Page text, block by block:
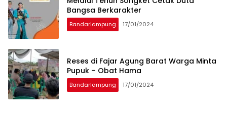
Bangsa Berkarakter
Bandarlampung 17/01/2024
Reses di Fajar Agung Barat Warga Minta
Pupuk – Obat Hama
Bandarlampung 17/01/2024